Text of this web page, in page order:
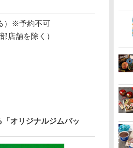
）※予約不可
店舗を除く）
オリジナルジムバッ